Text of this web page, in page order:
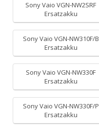
Sony Vaio VGN-NW2SRF
Ersatzakku
Sony Vaio VGN-NW310F/B
Ersatzakku
Sony Vaio VGN-NW330F
Ersatzakku
Sony Vaio VGN-NW330F/P
Ersatzakku